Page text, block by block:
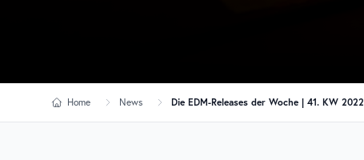
Home News Die EDM-Releases der Woche | 41. KW 2022